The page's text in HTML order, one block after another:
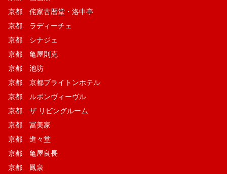
京都 侘家古暦堂・洛中亭
京都 ラディーチェ
京都 シナジェ
京都 亀屋則克
京都 池坊
京都 京都ブライトンホテル
京都 ルボンヴィーヴル
京都 ザ リビングルーム
京都 冨美家
京都 進々堂
京都 亀屋良長
京都 鳳泉